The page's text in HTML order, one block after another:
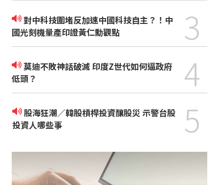
對中科技圍堵反加速中國科技自主？！中
國光刻機量產印證黃仁勳觀點
3
莫迪不敗神話破滅 印度Z世代如何逼政府
低頭？
4
股海狂潮／韓股槓桿投資釀股災 示警台股
投資人哪些事
5